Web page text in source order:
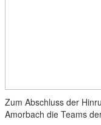
Zum Abschluss der
Amorbach die Teams